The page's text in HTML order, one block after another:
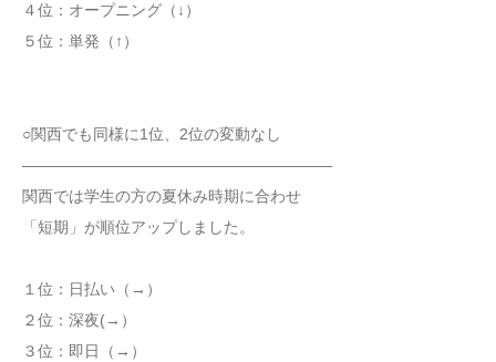
４位：オープニング（↓）
５位：単発（↑）
○関西でも同様に1位、2位の変動なし
――――――――――――――――――――
関西では学生の方の夏休み時期に合わせ
「短期」が順位アップしました。
１位：日払い（→）
２位：深夜(→）
３位：即日（→）